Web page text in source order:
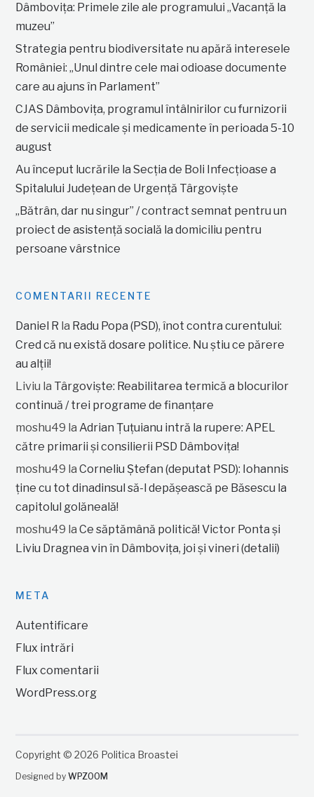
Dâmbovița: Primele zile ale programului „Vacanță la
muzeu”
Strategia pentru biodiversitate nu apără interesele
României: „Unul dintre cele mai odioase documente
care au ajuns în Parlament”
CJAS Dâmbovița, programul întâlnirilor cu furnizorii
de servicii medicale și medicamente în perioada 5-10
august
Au început lucrările la Secția de Boli Infecțioase a
Spitalului Județean de Urgență Târgoviște
„Bătrân, dar nu singur” / contract semnat pentru un
proiect de asistență socială la domiciliu pentru
persoane vârstnice
COMENTARII RECENTE
Daniel R la Radu Popa (PSD), înot contra curentului:
Cred că nu există dosare politice. Nu știu ce părere
au alții!
Liviu la Târgoviște: Reabilitarea termică a blocurilor
continuă / trei programe de finanțare
moshu49 laAdrian Țuțuianu intră la rupere: APEL
către primarii și consilierii PSD Dâmbovița!
moshu49 laCorneliu Ștefan (deputat PSD): Iohannis
ține cu tot dinadinsul să-l depășească pe Băsescu la
capitolul golăneală!
moshu49 laCe săptămână politică! Victor Ponta și
Liviu Dragnea vin în Dâmbovița, joi și vineri (detalii)
META
Autentificare
Flux intrări
Flux comentarii
WordPress.org
Copyright © 2026 Politica Broastei
Designed byWPZOOM